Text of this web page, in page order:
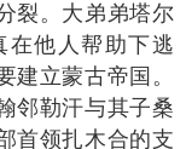
裂。大弟弟塔尔
在他人帮助下逃
建立蒙古帝国。
邻勒汗与其子桑
首领扎木合的支